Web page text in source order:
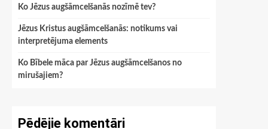
Ko Jēzus augšāmcelšanās nozīmē tev?
Jēzus Kristus augšāmcelšanās: notikums vai
interpretējuma elements
Ko Bībele māca par Jēzus augšāmcelšanos no
mirušajiem?
Pēdējie komentāri